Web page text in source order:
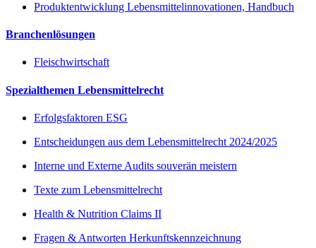
Produktentwicklung Lebensmittelinnovationen, Handbuch
Branchenlösungen
Fleischwirtschaft
Spezialthemen Lebensmittelrecht
Erfolgsfaktoren ESG
Entscheidungen aus dem Lebensmittelrecht 2024/2025
Interne und Externe Audits souverän meistern
Texte zum Lebensmittelrecht
Health & Nutrition Claims II
Fragen & Antworten Herkunftskennzeichnung